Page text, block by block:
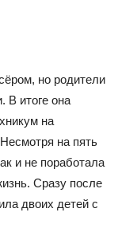
но родители
В итоге она
на
на пять
и не поработала
Сразу после
двоих детей с